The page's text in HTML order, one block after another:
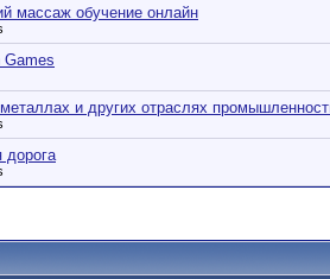
массаж обучение онлайн
Games
и других отраслях
дорога